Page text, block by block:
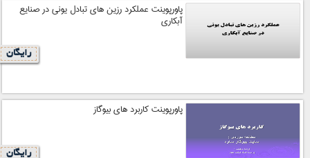
پاورپوینت عملکرد رزین های تبادل یونی در صنایع
آبکاری
رایگان
پاورپوینت کاربرد های بیوگاز
رایگان